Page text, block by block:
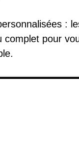
:
pour